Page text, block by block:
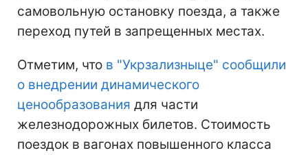
самовольную остановку поезда, а также
переход путей в запрещенных местах.
Отметим, что в "Укрзализныце" сообщили
о внедрении динамического
ценообразования для части
железнодорожных билетов. Стоимость
поездок в вагонах повышенного класса